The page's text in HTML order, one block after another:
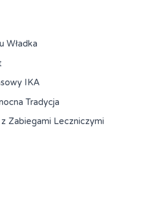
Władka
IKA
Tradycja
Zabiegami Leczniczymi